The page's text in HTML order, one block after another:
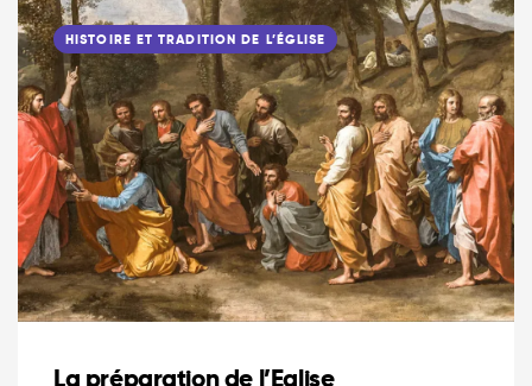
HISTOIRE ET TRADITION DE L’ÉGLISE
La préparation de l’Eglise